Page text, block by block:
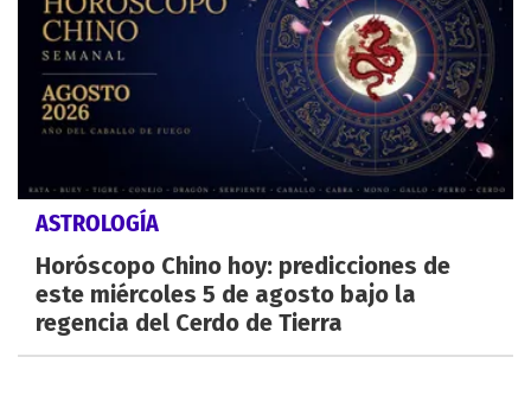
ASTROLOGÍA
Horóscopo Chino hoy: predicciones de
este miércoles 5 de agosto bajo la
regencia del Cerdo de Tierra